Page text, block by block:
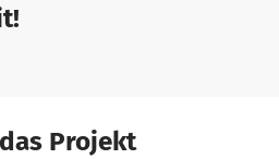
Projekt